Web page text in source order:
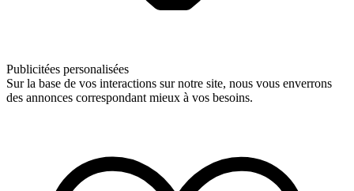
Publicitées personalisées
Sur la base de vos interactions sur notre site, nous vous enverrons
des annonces correspondant mieux à vos besoins.